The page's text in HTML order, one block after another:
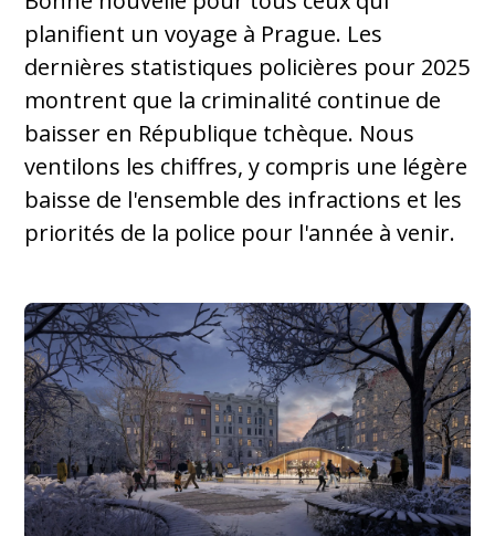
planifient un voyage à Prague. Les
dernières statistiques policières pour 2025
montrent que la criminalité continue de
baisser en République tchèque. Nous
ventilons les chiffres, y compris une légère
baisse de l'ensemble des infractions et les
priorités de la police pour l'année à venir.